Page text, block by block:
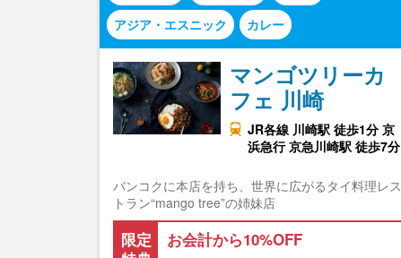
アジア・エスニック
カレー
マンゴツリーカ
フェ 川崎
JR各線 川崎駅 徒歩1分 京
浜急行 京急川崎駅 徒歩7分
バンコクに本店を持ち、世界に広がるタイ料理レス
トラン“mango tree”の姉妹店
限定
お会計から10%OFF